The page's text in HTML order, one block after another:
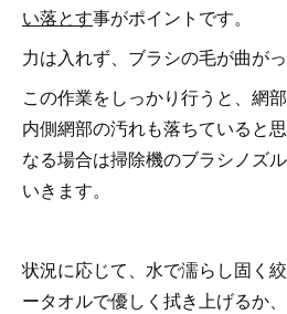
い落とす事がポイントです。
力は入れず、ブラシの毛が曲が
この作業をしっかり行うと、網
内側網部の汚れも落ちていると
なる場合は掃除機のブラシノズ
いきます。
状況に応じて、水で濡らし固く
ータオルで優しく拭き上げるか